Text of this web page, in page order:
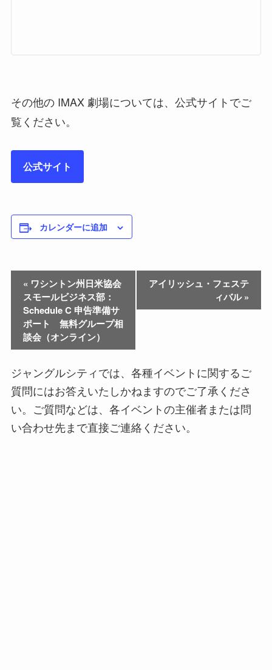
その他の IMAX 劇場については、公式サイトでご
覧ください。
公式サイト
カレンダーに追加
« ワシントン州日米協会
スモールビジネス部：
Schedule C 申告準備サ
ポート 無料グループ相
談会（オンライン）
アイリッシュ・フェステ
ィバル»
ジャングルシティでは、各種イベントに関するご
質問にはお答えいたしかねますのでご了承くださ
い。ご質問などは、各イベントの主催者または問
い合わせ先まで直接ご連絡ください。